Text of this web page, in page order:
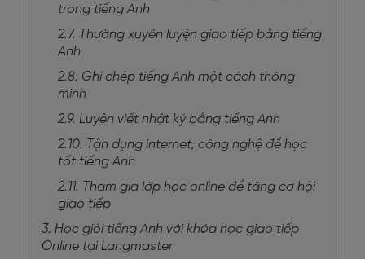
trong tiếng Anh
2.7. Thường xuyên luyện giao tiếp bằng tiếng
Anh
2.8. Ghi chép tiếng Anh một cách thông
minh
2.9. Luyện viết nhật ký bằng tiếng Anh
2.10. Tận dụng internet, công nghệ để học
tốt tiếng Anh
2.11. Tham gia lớp học online để tăng cơ hội
giao tiếp
3. Học giỏi tiếng Anh với khóa học giao tiếp
Online tại Langmaster